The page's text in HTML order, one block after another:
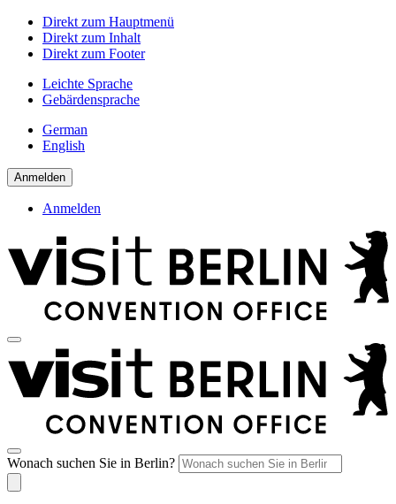
Direkt zum Hauptmenü
Direkt zum Inhalt
Direkt zum Footer
Leichte Sprache
Gebärdensprache
German
English
Anmelden
Anmelden
Wonach suchen Sie in Berlin?